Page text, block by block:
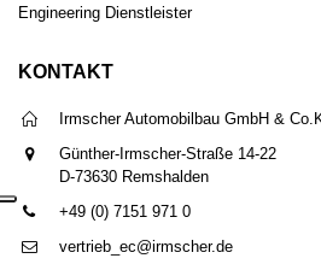
Engineering Dienstleister
KONTAKT
Irmscher Automobilbau GmbH &
Günther-Irmscher-Straße 14-22
D-73630 Remshalden
+49 (0) 7151 971 0
vertrieb_ec@irmscher.de